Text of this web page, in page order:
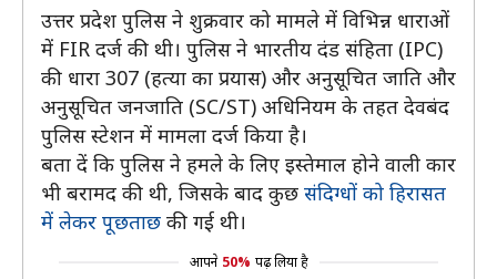
उत्तर प्रदेश पुलिस ने शुक्रवार को मामले में विभिन्न धाराओं
में FIR दर्ज की थी। पुलिस ने भारतीय दंड संहिता (IPC)
की धारा 307 (हत्या का प्रयास) और अनुसूचित जाति और
अनुसूचित जनजाति (SC/ST) अधिनियम के तहत देवबंद
पुलिस स्टेशन में मामला दर्ज किया है।
बता दें कि पुलिस ने हमले के लिए इस्तेमाल होने वाली कार
भी बरामद की थी, जिसके बाद कुछ संदिग्धों को हिरासत
में लेकर पूछताछ की गई थी।
आपने 50% पढ़ लिया है